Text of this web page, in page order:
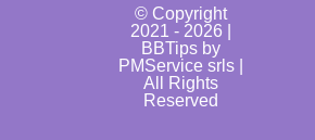
© Copyright
2021 - 2026 |
BBTips by
PMService srls |
All Rights
Reserved